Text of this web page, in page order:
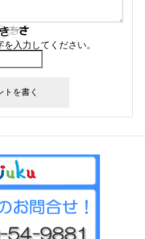
を入力してください。